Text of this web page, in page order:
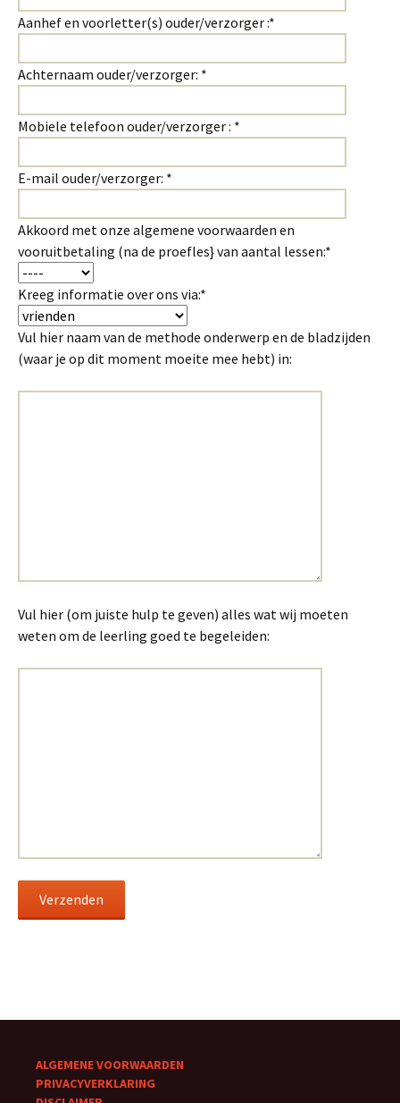
Aanhef en voorletter(s) ouder/verzorger :*
Achternaam ouder/verzorger: *
Mobiele telefoon ouder/verzorger : *
E-mail ouder/verzorger: *
Akkoord met onze algemene voorwaarden en
vooruitbetaling (na de proefles} van aantal lessen:*
Kreeg informatie over ons via:*
Vul hier naam van de methode onderwerp en de bladzijden
(waar je op dit moment moeite mee hebt) in:
Vul hier (om juiste hulp te geven) alles wat wij moeten
weten om de leerling goed te begeleiden:
ALGEMENE VOORWAARDEN
PRIVACYVERKLARING